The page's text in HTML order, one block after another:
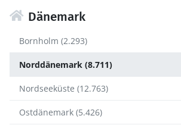
Dänemark
Bornholm (2.293)
Norddänemark (8.711)
Nordseeküste (12.763)
Ostdänemark (5.426)